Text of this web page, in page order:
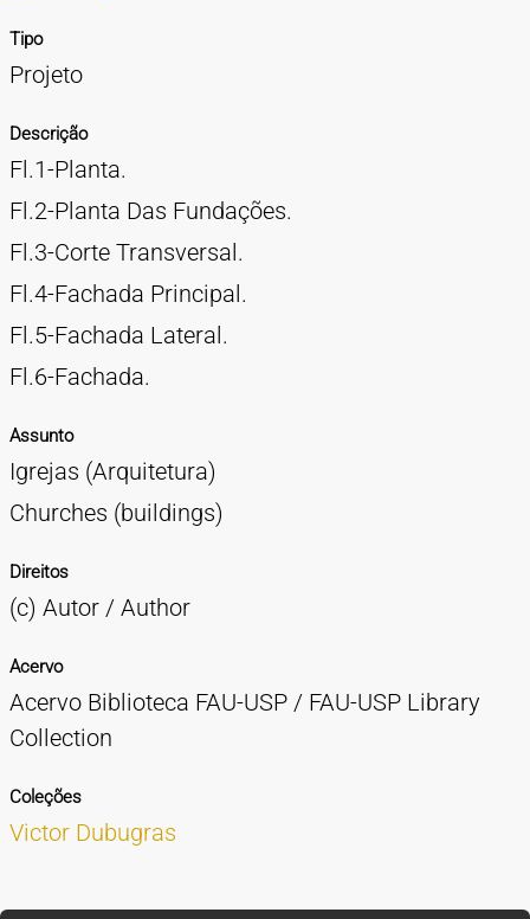
Tipo
Projeto
Descrição
Fl.1-Planta.
Fl.2-Planta Das Fundações.
Fl.3-Corte Transversal.
Fl.4-Fachada Principal.
Fl.5-Fachada Lateral.
Fl.6-Fachada.
Assunto
Igrejas (Arquitetura)
Churches (buildings)
Direitos
(c) Autor / Author
Acervo
Acervo Biblioteca FAU-USP / FAU-USP Library
Collection
Coleções
Victor Dubugras